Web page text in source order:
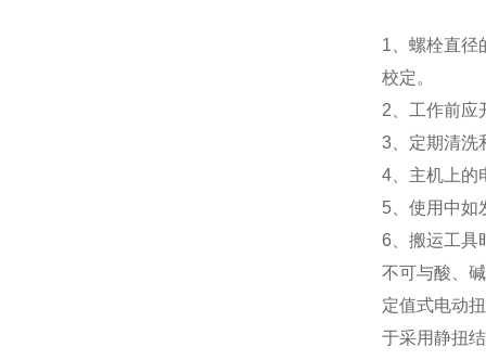
1、螺栓直径
校定。
2、工作前应
3、定期清洗
4、主机上的
5、使用中如
6、搬运工具
不可与酸、
定值式电动
于采用静扭